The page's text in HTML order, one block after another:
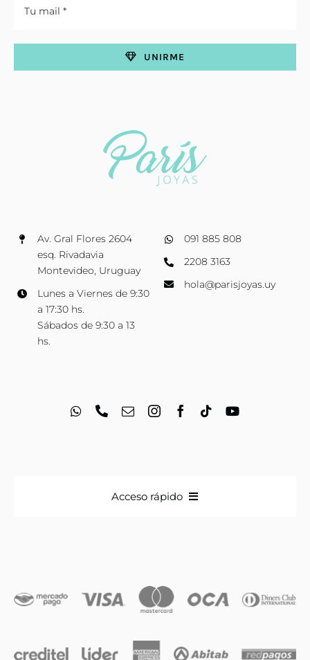
Av. Gral Flores 2604
esq. Rivadavia
Montevideo, Uruguay
Lunes a Viernes de 9:30
a 17:30 hs.
Sábados de 9:30 a 13
hs.
091 885 808
2208 3163
hola@parisjoyas.uy
UNIRME
Acceso rápido
Iniciales